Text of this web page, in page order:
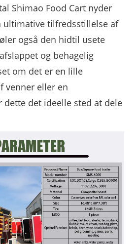
Shimao Food Cart nyder
ultimative tilfredsstillelse af
også den hidtil usete
og behagelig
om det er en lille
venner eller en
det ideelle sted at dele